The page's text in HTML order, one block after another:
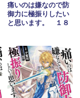
痛いのは嫌なので防
御力に極振りしたい
と思います。 １８